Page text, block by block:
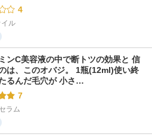
4
ル
ンC美容液の中で断トツの効果と 信
は、このオバジ。 1瓶(12ml)使い終
るんだ毛穴が 小さ…
7
ラム